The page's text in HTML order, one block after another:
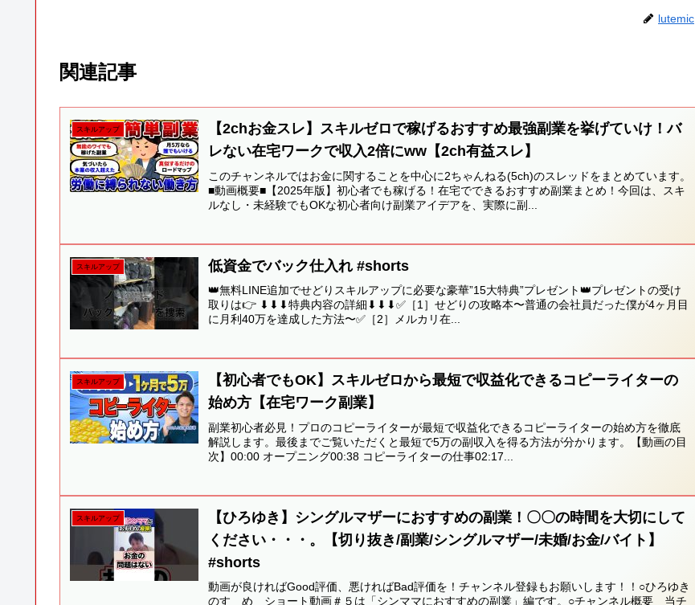
lutemic
関連記事
スキルアップ
【2chお金スレ】スキルゼロで稼げるおすすめ最強副業を挙げていけ！バ
レない在宅ワークで収入2倍にww【2ch有益スレ】
このチャンネルではお金に関することを中心に2ちゃんねる(5ch)のスレッドをまとめています。
■動画概要■【2025年版】初心者でも稼げる！在宅でできるおすすめ副業まとめ！今回は、スキ
ルなし・未経験でもOKな初心者向け副業アイデアを、実際に副...
スキルアップ 低資金でバック仕入れ #shorts
👑無料LINE追加でせどりスキルアップに必要な豪華”15大特典”プレゼント👑プレゼントの受け
取りは👉 ⬇︎⬇︎⬇︎特典内容の詳細⬇︎⬇︎⬇︎✅［1］せどりの攻略本〜普通の会社員だった僕が4ヶ月目
に月利40万を達成した方法〜✅［2］メルカリ在...
スキルアップ
【初心者でもOK】スキルゼロから最短で収益化できるコピーライターの
始め方【在宅ワーク副業】
副業初心者必見！プロのコピーライターが最短で収益化できるコピーライターの始め方を徹底
解説します。最後までご覧いただくと最短で5万の副収入を得る方法が分かります。【動画の目
次】00:00 オープニング00:38 コピーライターの仕事02:17...
スキルアップ
【ひろゆき】シングルマザーにおすすめの副業！〇〇の時間を大切にして
ください・・・。【切り抜き/副業/シングルマザー/未婚/お金/バイト】
#shorts
動画が良ければGood評価、悪ければBad評価を！チャンネル登録もお願いします！！○ひろゆき
のすゝめ ショート動画＃５は「シンママにおすすめの副業」編です。○チャンネル概要 当チ